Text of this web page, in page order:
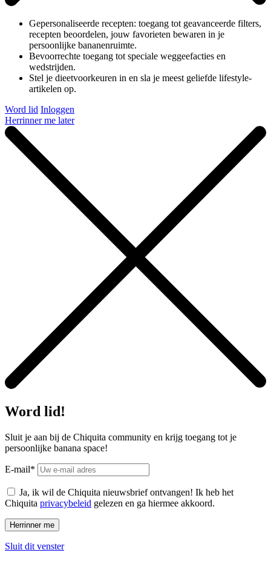
Gepersonaliseerde recepten: toegang tot geavanceerde filters,
recepten beoordelen, jouw favorieten bewaren in je
persoonlijke bananenruimte.
Bevoorrechte toegang tot speciale weggeefacties en
wedstrijden.
Stel je dieetvoorkeuren in en sla je meest geliefde lifestyle-
artikelen op.
Word lid Inloggen
Herrinner me later
Word lid!
Sluit je aan bij de Chiquita community en krijg toegang tot je
persoonlijke banana space!
E-mail*
Ja, ik wil de Chiquita nieuwsbrief ontvangen! Ik heb het
Chiquita privacybeleid gelezen en ga hiermee akkoord.
Sluit dit venster